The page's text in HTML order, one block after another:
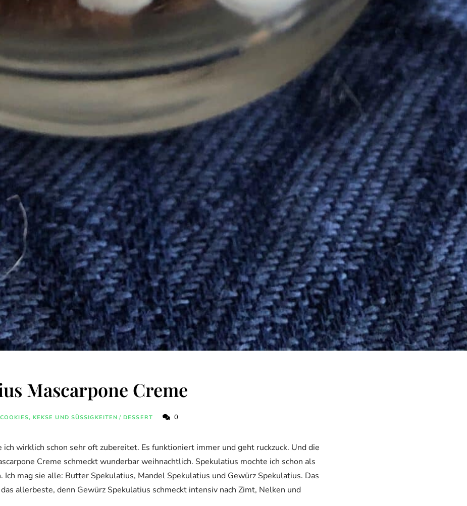
Mascarpone Creme
COOKIES, KEKSE UND SÜSSIGKEITEN / DESSERT 0
ich wirklich schon sehr oft zubereitet. Es funktioniert immer und geht ruckzuck. Und die
Creme schmeckt wunderbar weihnachtlich. Spekulatius mochte ich schon als
Ich mag sie alle: Butter Spekulatius, Mandel Spekulatius und Gewürz Spekulatius. Das
allerbeste, denn Gewürz Spekulatius schmeckt intensiv nach Zimt, Nelken und